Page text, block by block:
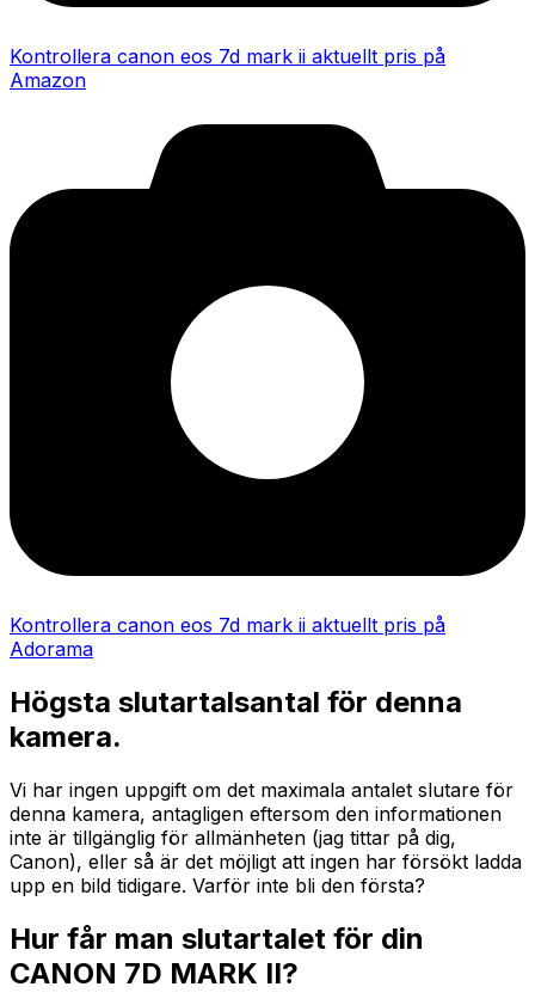
Kontrollera canon eos 7d mark ii aktuellt pris på
Amazon
Kontrollera canon eos 7d mark ii aktuellt pris på
Adorama
Högsta slutartalsantal för denna
kamera.
Vi har ingen uppgift om det maximala antalet slutare för
denna kamera, antagligen eftersom den informationen
inte är tillgänglig för allmänheten (jag tittar på dig,
Canon), eller så är det möjligt att ingen har försökt ladda
upp en bild tidigare. Varför inte bli den första?
Hur får man slutartalet för din
CANON 7D MARK II?